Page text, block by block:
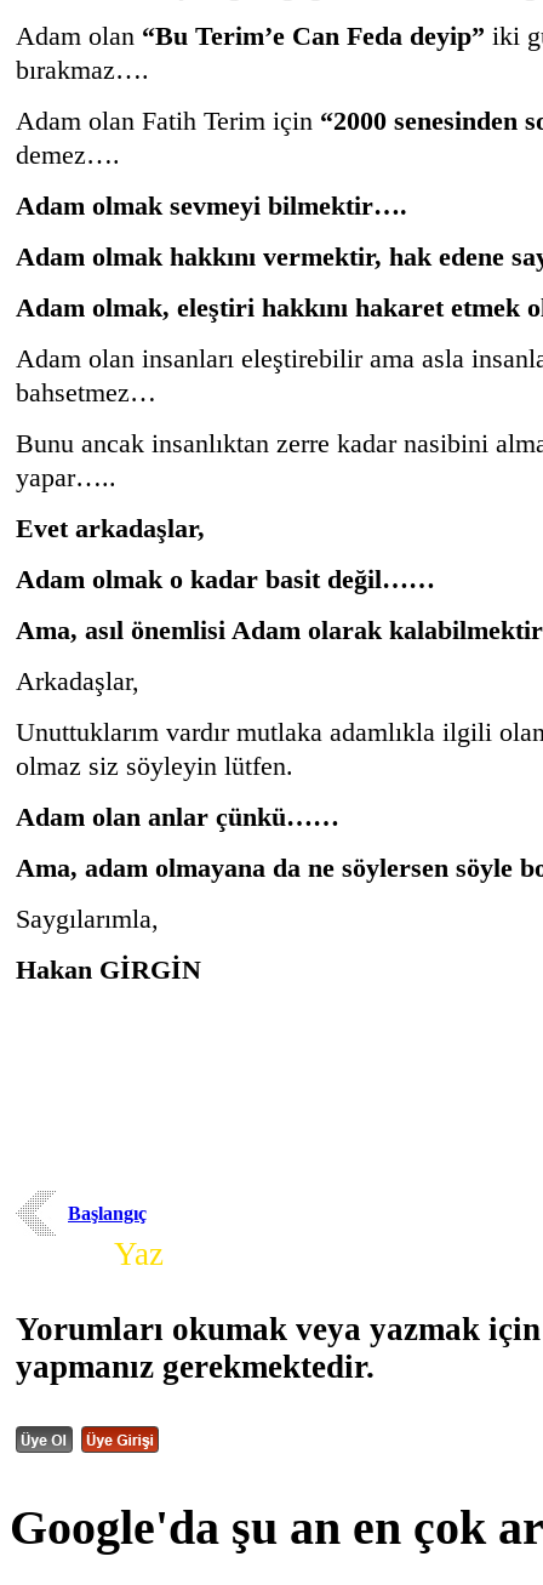
Adam olan “Bu Terim’e Can Feda deyip” iki
bırakmaz….
Adam olan Fatih Terim için “2000 senesinden
demez….
Adam olmak sevmeyi bilmektir….
Adam olmak hakkını vermektir, hak edene
Adam olmak, eleştiri hakkını hakaret
Adam olan insanları eleştirebilir ama asla
bahsetmez…
Bunu ancak insanlıktan zerre kadar nasibini
yapar…..
Evet arkadaşlar,
Adam olmak o kadar basit değil……
Ama, asıl önemlisi Adam olarak
Arkadaşlar,
Unuttuklarım vardır mutlaka adamlıkla ilgili
olmaz siz söyleyin lütfen.
Adam olan anlar çünkü……
Ama, adam olmayana da ne söylersen söyle
Saygılarımla,
Hakan GİRGİN
Başlangıç
Yaz
Yorumları okumak veya yazmak
yapmanız gerekmektedir.
Google'da şu an en çok